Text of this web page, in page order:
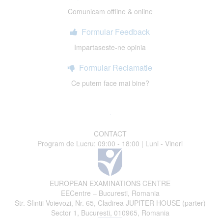
Comunicam offline & online
Formular Feedback
Impartaseste-ne opinia
Formular Reclamatie
Ce putem face mai bine?
CONTACT
Program de Lucru: 09:00 - 18:00 | Luni - Vineri
EUROPEAN EXAMINATIONS CENTRE
EECentre – Bucuresti, Romania
Str. Sfintii Voievozi, Nr. 65, Cladirea JUPITER HOUSE (parter)
Sector 1, Bucuresti, 010965, Romania